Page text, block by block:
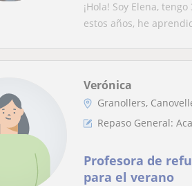
¡Hola! Soy Elena,
estos años, he
Verónica
Granollers,
Repaso General:
Profesora de
para el verano